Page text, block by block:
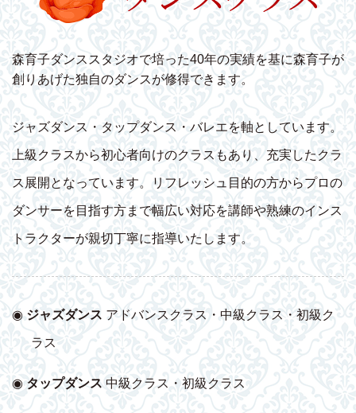
森育子ダンススタジオで培った40年の実績を基に森育子が
創りあげた独自のダンスが修得できます。
ジャズダンス・タップダンス・バレエを軸としています。
上級クラスから初心者向けのクラスもあり、充実したクラ
ス展開となっています。リフレッシュ目的の方からプロの
ダンサーを目指す方まで幅広い対応を講師や熟練のインス
トラクターが親切丁寧に指導いたします。
◉ジャズダンス アドバンスクラス・中級クラス・初級ク
ラス
◉タップダンス 中級クラス・初級クラス